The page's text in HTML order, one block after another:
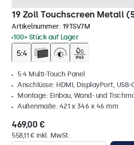
19 Zoll Touchscreen Metall
Artikelnummer: 19TSV7M
100+ Stück auf Lager
5:4 Multi-Touch Panel
Anschlüsse: HDMI, DisplayPort, USB-
Montage: Einbau, Wand- und
Außenmaße: 421 x 346 x 46 mm
469,00 €
558,11 € inkl. MwSt.